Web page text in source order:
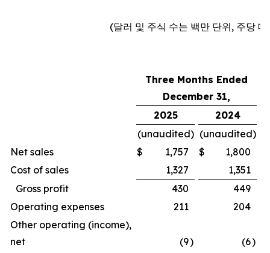
(달러 및 주식 수는 백만 단위, 주당
Three Months Ended
December 31,
2025
2024
(unaudited) (unaudited)
Net sales
$ 1,757 $
1,800
Cost of sales
1,327
1,351
Gross profit
430
449
Operating expenses
211
204
Other operating (income),
net
(9) (6)